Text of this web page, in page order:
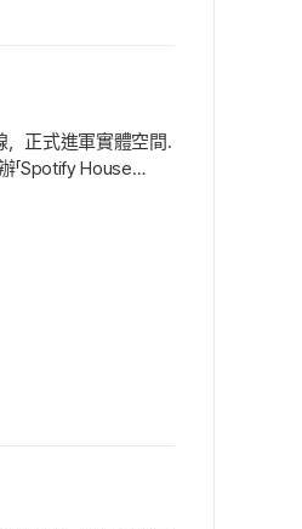
，正式進軍實體空間.
Spotify House